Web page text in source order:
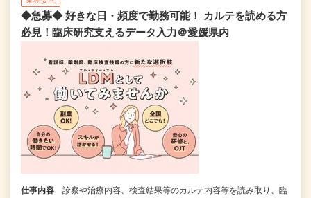
◆急募◆ 好きな日・頻度で勤務可能！ カルテを読める方
必見！臨床研究支えるデータ入力＠愛媛県内
仕事内容
診察や治療内容、検査結果等のカルテ内容等を読み取り、臨